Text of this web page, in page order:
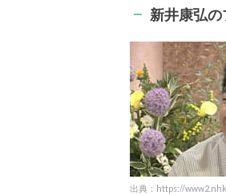
新井康弘
出典：https://